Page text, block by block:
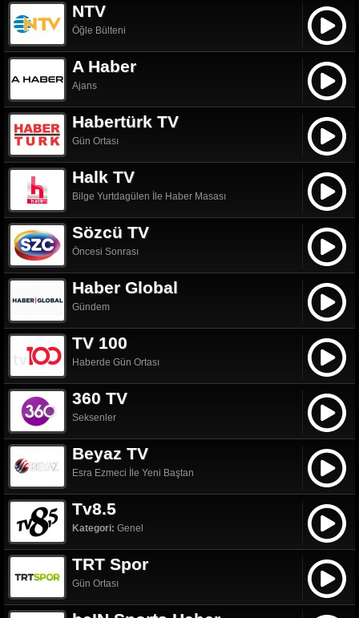
NTV
Öğle Bülteni
A Haber
Ajans
Habertürk TV
Gün Ortası
Halk TV
Bilge Yurtdagülen İle Haber Masası
Sözcü TV
Öncesi Sonrası
Haber Global
Gündem
TV 100
Haberde Gün Ortası
360 TV
Seksenler
Beyaz TV
Esra Ezmeci İle Yeni Baştan
Tv8.5
Kategori: Genel
TRT Spor
Gün Ortası